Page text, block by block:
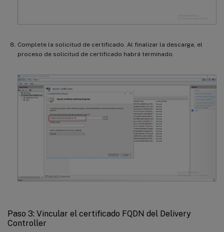
Complete la solicitud de certificado. Al finalizar la descarga, el
proceso de solicitud de certificado habrá terminado.
Paso 3: Vincular el certificado FQDN del Delivery
Controller